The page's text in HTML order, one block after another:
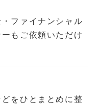
ファイナンシャル
もご依頼いただけ
をひとまとめに整